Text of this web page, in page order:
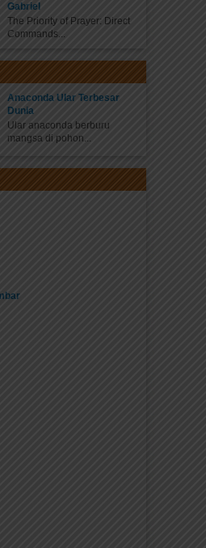
Gabriel
The Priority of Prayer: Direct
Commands...
Anaconda Ular Terbesar
Dunia
Ular anaconda berburu
mangsa di pohon...